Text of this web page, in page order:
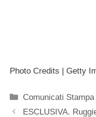
Photo Credits | Getty
Categorie
Comunicati
ESCLUSIVA.